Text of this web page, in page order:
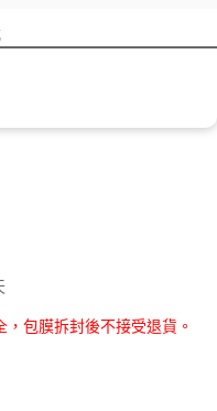
包膜拆封後不接受退貨。